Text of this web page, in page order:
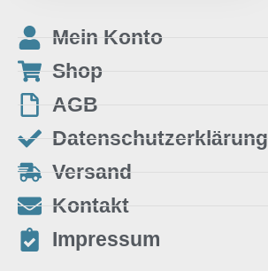
Mein Konto
Shop
AGB
Datenschutzerklärung
Versand
Kontakt
Impressum